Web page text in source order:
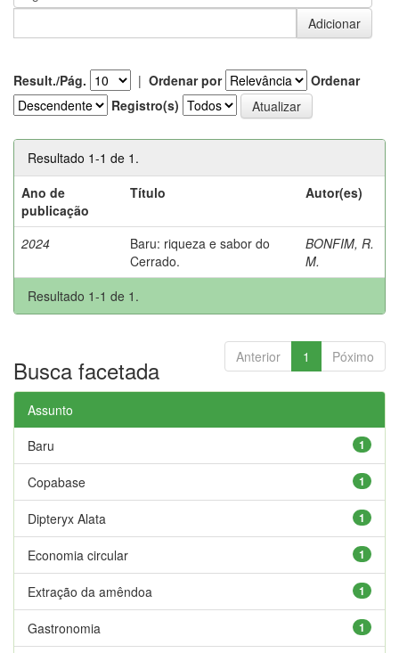
Result./Pág. | Ordenar por
Ordenar
Registro(s)
Resultado 1-1 de 1.
Ano de
publicação
Título Autor(es)
2024
Baru: riqueza e sabor do
Cerrado.
BONFIM, R.
M.
Resultado 1-1 de 1.
Anterior 1 Póximo
Busca facetada
Assunto
1
Baru
1
Copabase
1
Dipteryx Alata
1
Economia circular
1
Extração da amêndoa
1
Gastronomia